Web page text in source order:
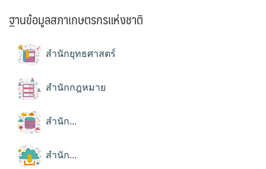
ฐานข้อมูลสภาเกษตรกรแห่งชาติ
สำนักยุทธศาสตร์
สำนักกฎหมาย
สำนัก...
สำนัก...